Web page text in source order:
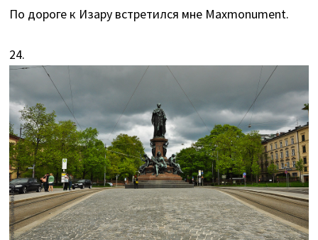
По дороге к Изару встретился мне Maxmonument.
24.